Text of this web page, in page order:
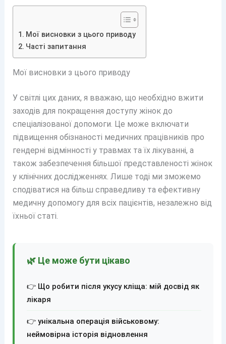
Мої висновки з цього приводу
Часті запитання
Мої висновки з цього приводу
У світлі цих даних, я вважаю, що необхідно вжити
заходів для покращення доступу жінок до
спеціалізованої допомоги. Це може включати
підвищення обізнаності медичних працівників про
гендерні відмінності у травмах та їх лікуванні, а
також забезпечення більшої представленості жінок
у клінічних дослідженнях. Лише тоді ми зможемо
сподіватися на більш справедливу та ефективну
медичну допомогу для всіх пацієнтів, незалежно від
їхньої статі.
🌿 Це може бути цікаво
👉 Що робити після укусу кліща: мій досвід як
лікаря
👉 унікальна операція військовому:
неймовірна історія відновлення